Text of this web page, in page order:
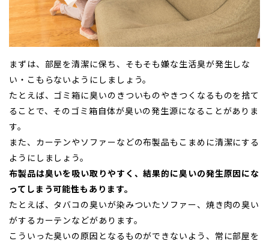
まずは、部屋を清潔に保ち、そもそも嫌な生活臭が発生しな
い・こもらないようにしましょう。
たとえば、ゴミ箱に臭いのきついものやきつくなるものを捨て
ることで、そのゴミ箱自体が臭いの発生源になることがありま
す。
また、カーテンやソファーなどの布製品もこまめに清潔にする
ようにしましょう。
布製品は臭いを吸い取りやすく、結果的に臭いの発生原因にな
ってしまう可能性もあります。
たとえば、タバコの臭いが染みついたソファー、焼き肉の臭い
がするカーテンなどがあります。
こういった臭いの原因となるものができないよう、常に部屋を